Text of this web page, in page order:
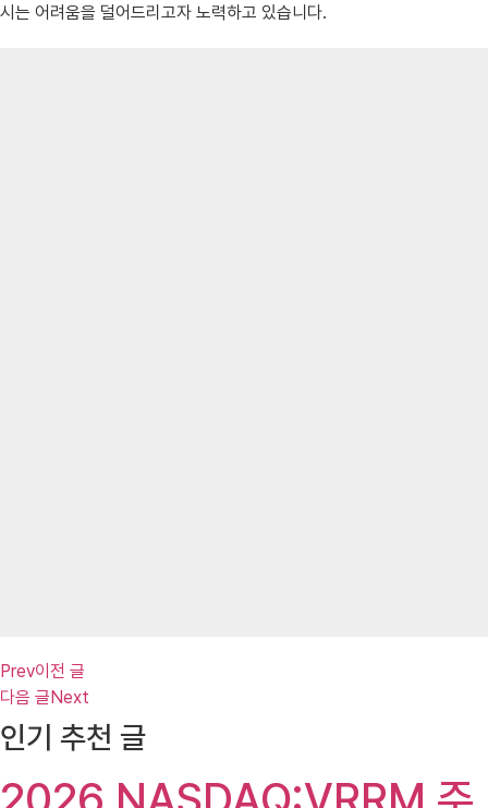
시는 어려움을 덜어드리고자 노력하고 있습니다.
Prev이전 글
다음 글Next
인기 추천 글